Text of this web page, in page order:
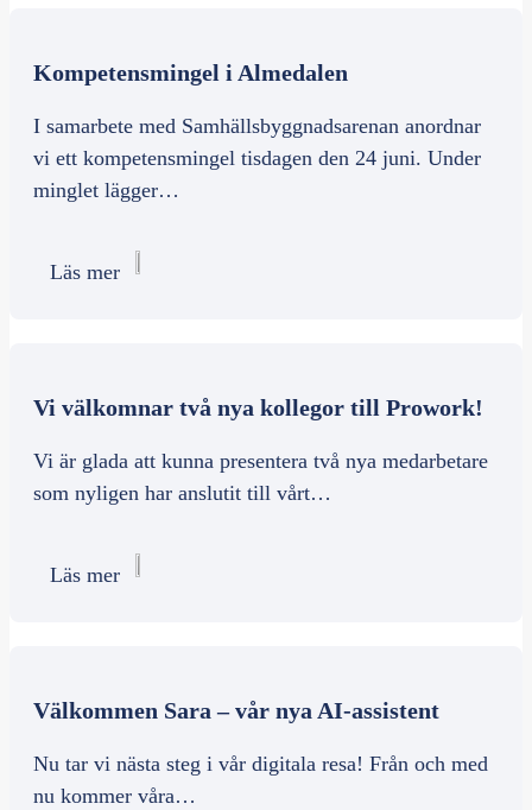
Kompetensmingel i Almedalen
I samarbete med Samhällsbyggnadsarenan anordnar
vi ett kompetensmingel tisdagen den 24 juni. Under
minglet lägger…
Läs mer
Vi välkomnar två nya kollegor till Prowork!
Vi är glada att kunna presentera två nya medarbetare
som nyligen har anslutit till vårt…
Läs mer
Välkommen Sara – vår nya AI-assistent
Nu tar vi nästa steg i vår digitala resa! Från och med
nu kommer våra…